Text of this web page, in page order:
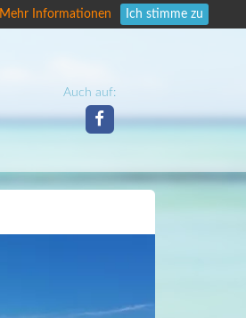
Mehr Informationen Ich stimme zu
Auch auf: